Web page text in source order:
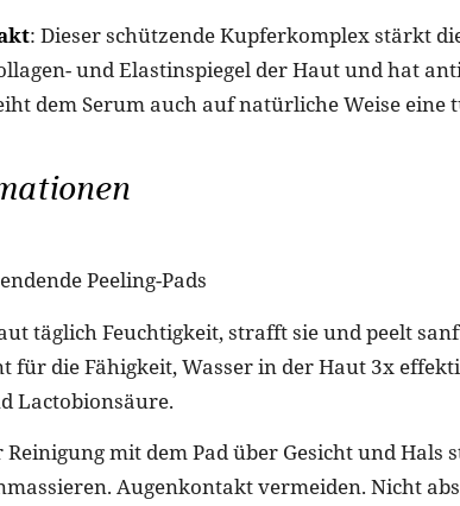
: Dieser schützende Kupferkomplex stärkt
und Elastinspiegel der Haut und hat
dem Serum auch auf natürliche Weise eine
Peeling-Pads
täglich Feuchtigkeit, strafft sie und peelt
für die Fähigkeit, Wasser in der Haut 3x
Lactobionsäure.
Reinigung mit dem Pad über Gesicht und Hals
Augenkontakt vermeiden. Nicht